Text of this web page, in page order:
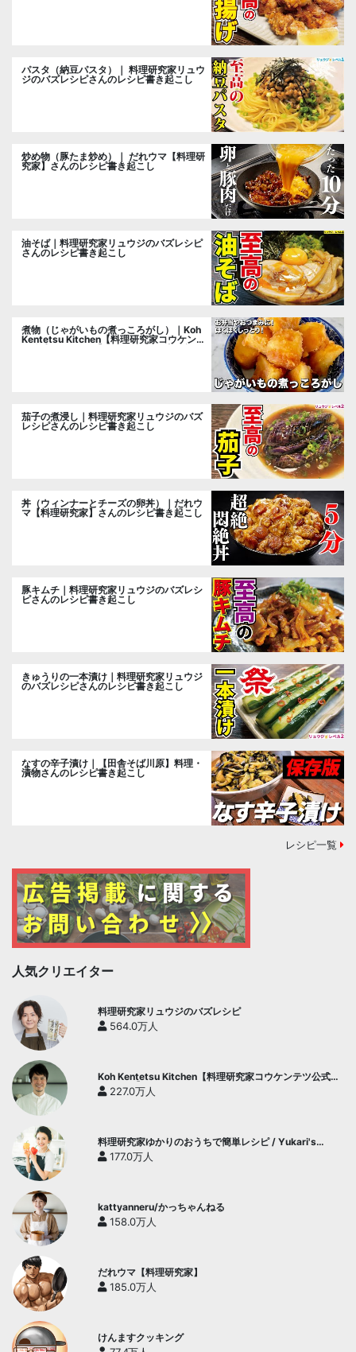
パスタ（納豆パスタ）｜ 料理研究家リュウ
ジのバズレシピさんのレシピ書き起こし
炒め物（豚たま炒め）｜ だれウマ【料理研
究家】さんのレシピ書き起こし
油そば｜料理研究家リュウジのバズレシピ
さんのレシピ書き起こし
煮物（じゃがいもの煮っころがし）｜Koh
Kentetsu Kitchen【料理研究家コウケンテ
茄子の煮浸し｜料理研究家リュウジのバズ
レシピさんのレシピ書き起こし
丼（ウィンナーとチーズの卵丼）｜だれウ
マ【料理研究家】さんのレシピ書き起こし
豚キムチ｜料理研究家リュウジのバズレシ
ピさんのレシピ書き起こし
きゅうりの一本漬け｜料理研究家リュウジ
のバズレシピさんのレシピ書き起こし
なすの辛子漬け｜【田舎そば川原】料理・
漬物さんのレシピ書き起こし
レシピ一覧
人気クリエイター
料理研究家リュウジのバズレシピ
564.0万人
Koh Kentetsu Kitchen【料理研究家コウケンテツ公式チ
ャンネル】
227.0万人
料理研究家ゆかりのおうちで簡単レシピ / Yukari's
Kitchen
177.0万人
kattyanneru/かっちゃんねる
158.0万人
だれウマ【料理研究家】
185.0万人
けんますクッキング